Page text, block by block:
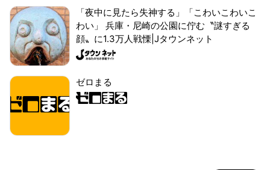
「夜中に見たら失神する」「こわいこわいこ
わい」 兵庫・尼崎の公園に佇む〝謎すぎる
顔〟に1.3万人戦慄|Jタウンネット
ゼロまる